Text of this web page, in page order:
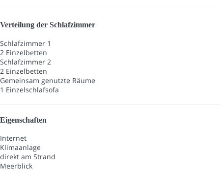
Verteilung der Schlafzimmer
Schlafzimmer 1
2 Einzelbetten
Schlafzimmer 2
2 Einzelbetten
Gemeinsam genutzte Räume
1 Einzelschlafsofa
Eigenschaften
Internet
Klimaanlage
direkt am Strand
Meerblick